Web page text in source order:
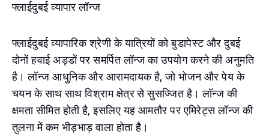
फ्लाईदुबई व्यापार लॉन्ज
फ्लाईदुबई व्यापारिक श्रेणी के यात्रियों को बुडापेस्ट और दुबई
दोनों हवाई अड्डों पर समर्पित लॉन्ज का उपयोग करने की अनुमति
है। लॉन्ज आधुनिक और आरामदायक है, जो भोजन और पेय के
चयन के साथ साथ विश्राम क्षेत्र से सुसज्जित है। लॉन्ज की
क्षमता सीमित होती है, इसलिए यह आमतौर पर एमिरेट्स लॉन्ज की
तुलना में कम भीड़भाड़ वाला होता है।